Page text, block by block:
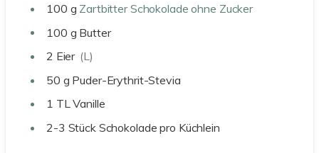
100 g Zartbitter Schokolade ohne Zucker
100 g Butter
2 Eier (L)
50 g Puder-Erythrit-Stevia
1 TLVanille
2-3 Stück Schokolade pro Küchlein